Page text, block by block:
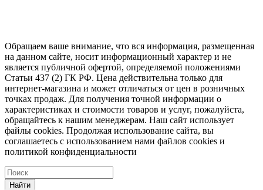
Обращаем ваше внимание, что вся информация, размещенная
на данном сайте, носит информационный характер и не
является публичной офертой, определяемой положениями
Статьи 437 (2) ГК РФ. Цена действительна только для
интернет-магазина и может отличаться от цен в розничных
точках продаж. Для получения точной информации о
характеристиках и стоимости товаров и услуг, пожалуйста,
обращайтесь к нашим менеджерам. Наш сайт использует
файлы cookies. Продолжая использование сайта, вы
соглашаетесь с использованием нами файлов cookies и
политикой конфиденциальности
Найти